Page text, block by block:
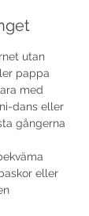
utan
pappa
med
dans eller
gångerna
eller